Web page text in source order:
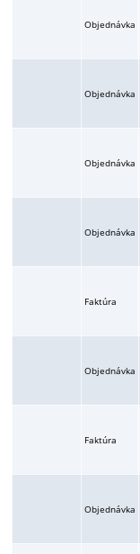
Objednávka
Objednávka
Objednávka
Objednávka
Faktúra
Objednávka
Faktúra
Objednávka